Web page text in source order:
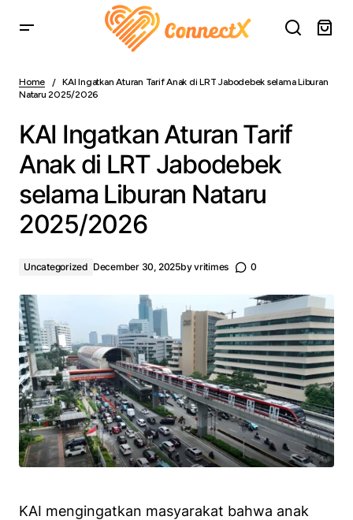
Liburan Nataru 2025/2026
Home
KAI Ingatkan Aturan Tarif Anak di LRT Jabodebek selama Liburan
Nataru 2025/2026
KAI Ingatkan Aturan Tarif
Anak di LRT Jabodebek
selama Liburan Nataru
2025/2026
Uncategorized December 30, 2025byvritimes 0
KAI mengingatkan masyarakat bahwa anak